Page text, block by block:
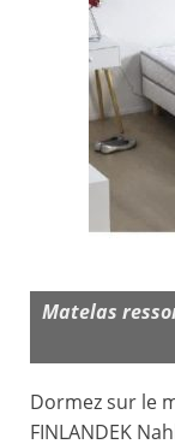
Matelas
Dormez sur le
FINLANDEK